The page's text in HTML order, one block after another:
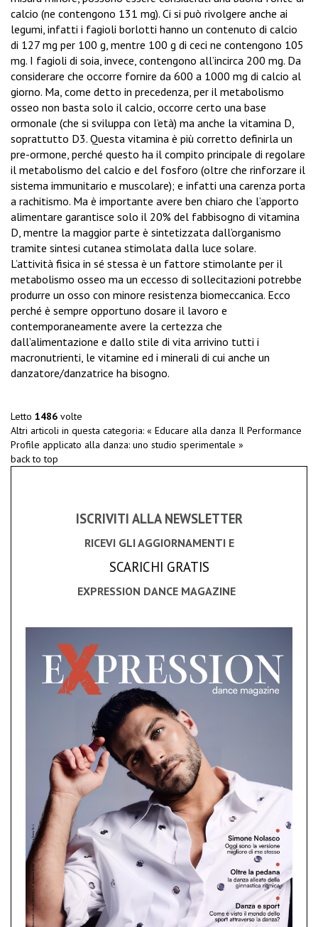
calcio (ne contengono 131 mg). Ci si può rivolgere anche ai
legumi, infatti i fagioli borlotti hanno un contenuto di calcio
di 127 mg per 100 g, mentre 100 g di ceci ne contengono 105
mg. I fagioli di soia, invece, contengono all’incirca 200 mg. Da
considerare che occorre fornire da 600 a 1000 mg di calcio al
giorno. Ma, come detto in precedenza, per il metabolismo
osseo non basta solo il calcio, occorre certo una base
ormonale (che si sviluppa con l’età) ma anche la vitamina D,
soprattutto D3. Questa vitamina è più corretto definirla un
pre-ormone, perché questo ha il compito principale di regolare
il metabolismo del calcio e del fosforo (oltre che rinforzare il
sistema immunitario e muscolare); e infatti una carenza porta
a rachitismo. Ma è importante avere ben chiaro che l’apporto
alimentare garantisce solo il 20% del fabbisogno di vitamina
D, mentre la maggior parte è sintetizzata dall’organismo
tramite sintesi cutanea stimolata dalla luce solare.
L’attività fisica in sé stessa è un fattore stimolante per il
metabolismo osseo ma un eccesso di sollecitazioni potrebbe
produrre un osso con minore resistenza biomeccanica. Ecco
perché è sempre opportuno dosare il lavoro e
contemporaneamente avere la certezza che
dall’alimentazione e dallo stile di vita arrivino tutti i
macronutrienti, le vitamine ed i minerali di cui anche un
danzatore/danzatrice ha bisogno.
Letto 1486 volte
Altri articoli in questa categoria: « Educare alla danza Il Performance
Profile applicato alla danza: uno studio sperimentale »
back to top
ISCRIVITI ALLA NEWSLETTER
RICEVI GLI AGGIORNAMENTI E
SCARICHI GRATIS
EXPRESSION DANCE MAGAZINE